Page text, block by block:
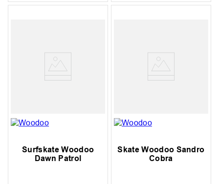
Surfskate Woodoo
Dawn Patrol
Skate Woodoo Sandro
Cobra